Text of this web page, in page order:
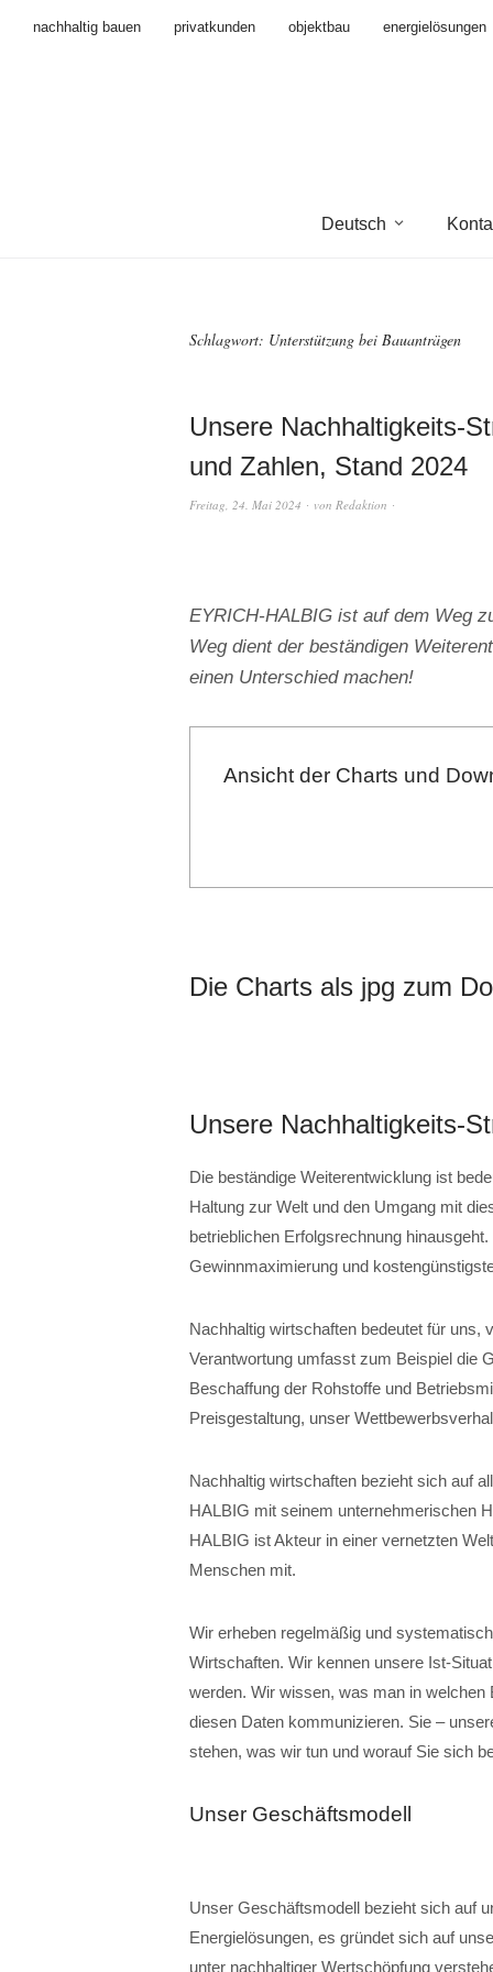
nachhaltig bauen privatkunden objektbau energielösungen
Deutsch
Schlagwort: Unterstützung bei Bauanträgen
Unsere Nachhaltigkeits-
und Zahlen, Stand 2024
Freitag, 24. Mai 2024 von Redaktion
EYRICH-HALBIG ist auf dem Weg
Weg dient der beständigen
einen Unterschied machen!
Ansicht der Charts und
Die Charts als jpg zum
Unsere Nachhaltigkeits-
Die beständige Weiterentwicklung ist
Haltung zur Welt und den Umgang mit
betrieblichen Erfolgsrechnung
Gewinnmaximierung und
Nachhaltig wirtschaften bedeutet für uns,
Verantwortung umfasst zum Beispiel die
Beschaffung der Rohstoffe und
Preisgestaltung, unser
Nachhaltig wirtschaften bezieht sich auf
HALBIG mit seinem unternehmerischen
HALBIG ist Akteur in einer vernetzten
Menschen mit.
Wir erheben regelmäßig und
Wirtschaften. Wir kennen unsere Ist-
werden. Wir wissen, was man in
diesen Daten kommunizieren. Sie –
stehen, was wir tun und worauf Sie sich
Unser Geschäftsmodell
Unser Geschäftsmodell bezieht sich auf
Energielösungen, es gründet sich auf
unter nachhaltiger Wertschöpfung